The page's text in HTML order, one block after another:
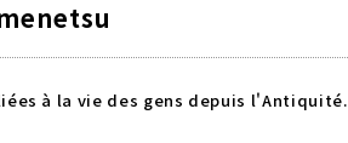
à la vie des gens depuis l'Antiquité.